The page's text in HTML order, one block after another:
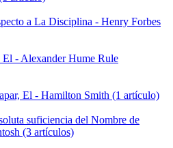
a La Disciplina - Henry Forbes
- Alexander Hume Rule
El - Hamilton Smith (1 artículo)
suficiencia del Nombre de
(3 artículos)